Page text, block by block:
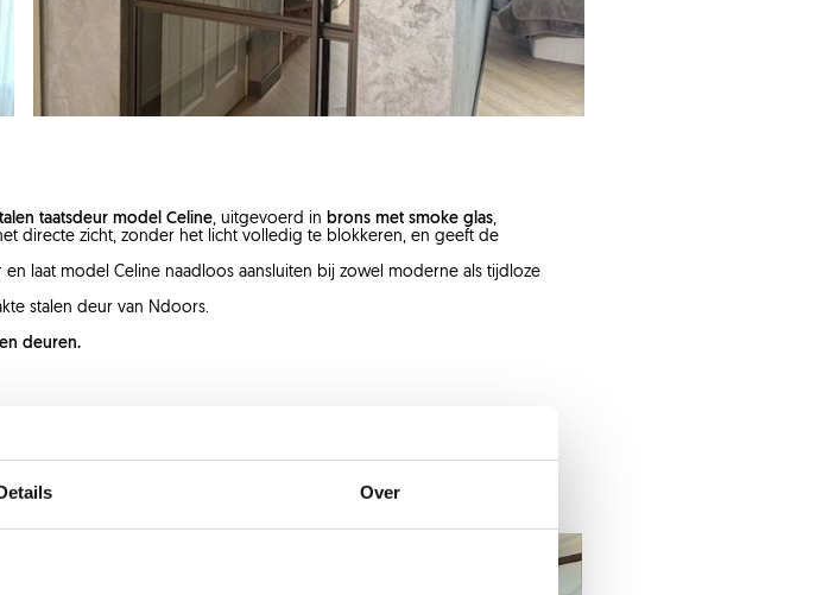
Over
taatsdeur model Celine, uitgevoerd in brons met smoke glas,
directe zicht, zonder het licht volledig te blokkeren, en geeft de
laat model Celine naadloos aansluiten bij zowel moderne als tijdloze
stalen deur van Ndoors.
deuren.
ook